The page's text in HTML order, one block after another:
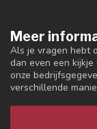
Meer
Als je vragen hebt
dan even een
onze
verschillende